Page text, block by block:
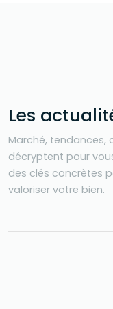
Les
Marché, tendances,
décryptent pour
des clés concrètes
valoriser votre bien.